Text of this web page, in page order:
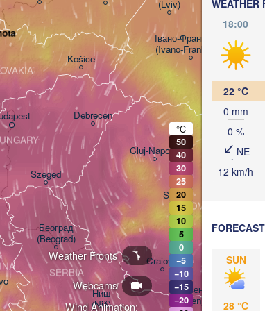
WEATHER
18:00
22 °C
0 mm
0 %
NE
12 km/h
FORECAST
SUN
28 °C
Wind Animation:
Webcams
Weather Fronts
Београд
(Beograd)
Debrecen
Ниш
(Niš)
Košice
Szeged
SERBIA
(Lviv)
București
Чернівці
(Chernivtsi)
Craiova
Івано-Франківськ
(Ivano-Frankivsk)
Плевен
(Pleven)
Sibiu
Cluj-Napoca
ROMANIA
°C
50
40
30
25
20
15
10
5
0
−5
−10
−15
−20